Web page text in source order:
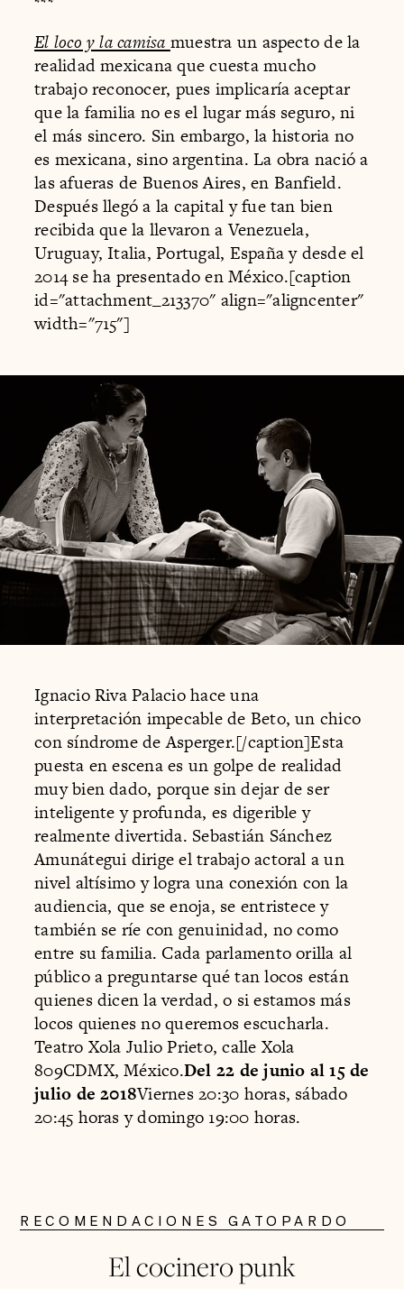
El loco y la camisa muestra un aspecto de la
realidad mexicana que cuesta mucho
trabajo reconocer, pues implicaría aceptar
que la familia no es el lugar más seguro, ni
el más sincero. Sin embargo, la historia no
es mexicana, sino argentina. La obra nació a
las afueras de Buenos Aires, en Banfield.
Después llegó a la capital y fue tan bien
recibida que la llevaron a Venezuela,
Uruguay, Italia, Portugal, España y desde el
2014 se ha presentado en México.[caption
id="attachment_213370" align="aligncenter"
width="715"]
Ignacio Riva Palacio hace una
interpretación impecable de Beto, un chico
con síndrome de Asperger.[/caption]Esta
puesta en escena es un golpe de realidad
muy bien dado, porque sin dejar de ser
inteligente y profunda, es digerible y
realmente divertida. Sebastián Sánchez
Amunátegui dirige el trabajo actoral a un
nivel altísimo y logra una conexión con la
audiencia, que se enoja, se entristece y
también se ríe con genuinidad, no como
entre su familia. Cada parlamento orilla al
público a preguntarse qué tan locos están
quienes dicen la verdad, o si estamos más
locos quienes no queremos escucharla.
Teatro Xola Julio Prieto, calle Xola
809CDMX, México.Del 22 de junio al 15 de
julio de 2018Viernes 20:30 horas, sábado
20:45 horas y domingo 19:00 horas.
RECOMENDACIONES GATOPARDO
El cocinero punk